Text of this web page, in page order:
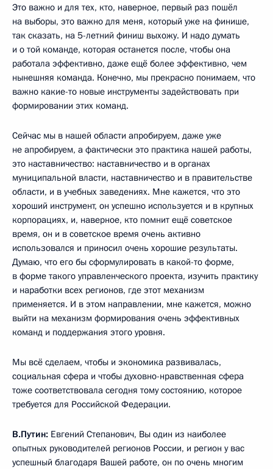
Это важно и для тех, кто, наверное, первый раз пошёл
на выборы, это важно для меня, который уже на финише,
так сказать, на 5-летний финиш выхожу. И надо думать
и о той команде, которая останется после, чтобы она
работала эффективно, даже ещё более эффективно, чем
нынешняя команда. Конечно, мы прекрасно понимаем, что
важно какие-то новые инструменты задействовать при
формировании этих команд.
Сейчас мы в нашей области апробируем, даже уже
не апробируем, а фактически это практика нашей работы,
это наставничество: наставничество и в органах
муниципальной власти, наставничество и в правительстве
области, и в учебных заведениях. Мне кажется, что это
хороший инструмент, он успешно используется и в крупных
корпорациях, и, наверное, кто помнит ещё советское
время, он и в советское время очень активно
использовался и приносил очень хорошие результаты.
Думаю, что его бы сформулировать в какой-то форме,
в форме такого управленческого проекта, изучить практику
и наработки всех регионов, где этот механизм
применяется. И в этом направлении, мне кажется, можно
выйти на механизм формирования очень эффективных
команд и поддержания этого уровня.
Мы всё сделаем, чтобы и экономика развивалась,
социальная сфера и чтобы духовно-нравственная сфера
тоже соответствовала сегодня тому состоянию, которое
требуется для Российской Федерации.
В.Путин: Евгений Степанович, Вы один из наиболее
опытных руководителей регионов России, и регион у вас
успешный благодаря Вашей работе, он по очень многим